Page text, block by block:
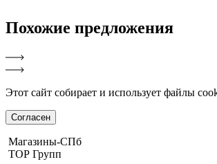
Похожие предложения
Этот сайт собирает и использует файлы
Согласен
Магазины-СПб
ТОР Групп